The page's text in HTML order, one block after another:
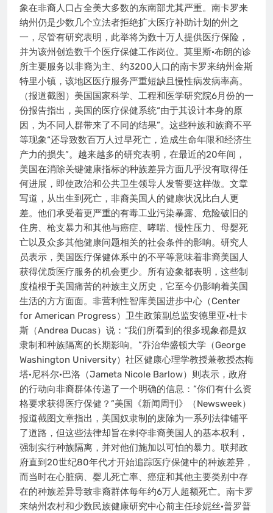
象在非裔人口占全美大多数的东南部尤其严重。南卡罗来
纳州仍是少数几个立法者拒绝扩大医疗补助计划的州之
一，尽管有研究表明，此举将为数十万人提供医疗保险，
并为该州创造数千个医疗保健工作岗位。莫里斯·布朗的诊
所主要服务以非裔为主、约3200人口的南卡罗来纳州金斯
特里小镇，该地区医疗服务严重短缺且慢性病发病率高。
（报道截图）美国国家科学、工程和医学研究院6月份的一
份报告指出，美国的医疗保健系统“由于其设计本身的原
因，为不同人群带来了不同的结果”。这些种族和族裔不平
等现象“还导致数百万人过早死亡，造成生命年限和经济生
产力的损失”。越来越多的研究表明，在最近的20年间，
美国在消除关键健康指标的种族差异方面几乎没有取得任
何进展，即使政治和公共卫生领导人发誓要这样做。文章
写道，从出生到死亡，非裔美国人的健康状况比白人更
差。他们承受着更严重的有毒工业污染暴露、危险破旧的
住房、枪支暴力和其他与癌症、哮喘、慢性压力、母婴死
亡以及众多其他健康问题相关的社会条件的影响。研究人
员表示，美国医疗保健体系中的不平等意味着非裔美国人
获得优质医疗服务的机会更少。所有迹象都表明，这些制
度植根于美国痛苦的种族主义历史，它至今仍影响着美国
生活的方方面面。非营利性智库美国进步中心（Center
for American Progress）卫生政策副总监安德里亚·杜卡
斯（Andrea Ducas）说：“我们所看到的很多现象都是奴
隶制和种族隔离的长期影响。”乔治华盛顿大学（George
Washington University）社区健康心理学教授兼教授杰梅
塔·尼科尔·巴洛（Jameta Nicole Barlow）则表示，政府
的行动向非裔群体传递了一个明确的信息：“你们有什么资
格要求获得医疗保健？”美国《新闻周刊》（Newsweek）
报道截图文章指出，美国奴隶制的废除为一系列法律铺平
了道路，但这些法律却旨在剥夺非裔美国人的基本权利，
强制实行种族隔离，并对他们施加以可怕的暴力。联邦政
府直到20世纪80年代才开始追踪医疗保健中的种族差异，
而当时在心脏病、婴儿死亡率、癌症和其他主要类别中存
在的种族差异导致非裔群体每年约6万人超额死亡。南卡罗
来纳州农村和少数民族健康研究中心前主任珍妮丝·普罗普